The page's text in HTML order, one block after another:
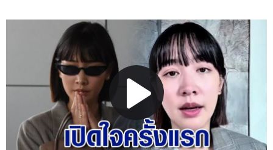
Play
Video